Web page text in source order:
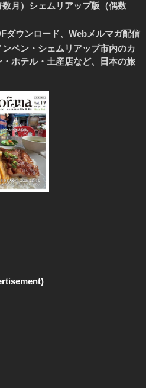
月）シェムリアップ版（偶数
ダウンロード、Webメルマガ配信
ンペン・シェムリアップ市内のカ
ホテル・土産店など、日本の旅